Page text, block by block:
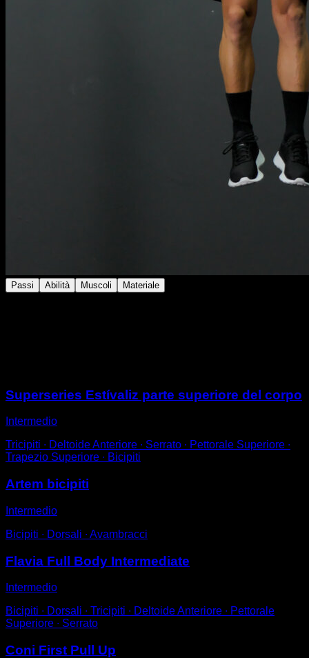
Passi Abilità Muscoli Materiale
Superseries Estívaliz parte superiore del corpo
Intermedio
Tricipiti ∙ Deltoide Anteriore ∙ Serrato ∙ Pettorale Superiore ∙
Trapezio Superiore ∙ Bicipiti
Artem bicipiti
Intermedio
Bicipiti ∙ Dorsali ∙ Avambracci
Flavia Full Body Intermediate
Intermedio
Bicipiti ∙ Dorsali ∙ Tricipiti ∙ Deltoide Anteriore ∙ Pettorale
Superiore ∙ Serrato
Coni First Pull Up